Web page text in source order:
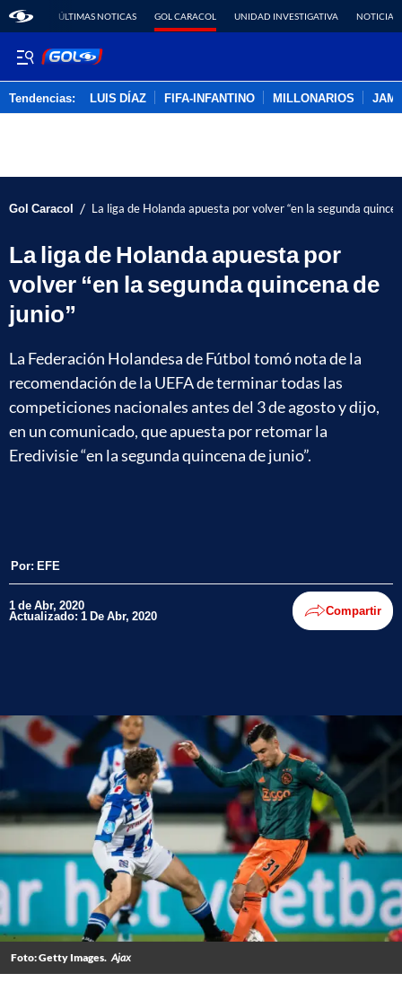
ÚLTIMAS NOTICAS GOL CARACOL UNIDAD INVESTIGATIVA NOTICIAS
Tendencias: LUIS DÍAZ FIFA-INFANTINO MILLONARIOS
Gol Caracol / La liga de Holanda apuesta por volver “en la segunda
La liga de Holanda apuesta por
volver “en la segunda quincena de
junio”
La Federación Holandesa de Fútbol tomó nota de la
recomendación de la UEFA de terminar todas las
competiciones nacionales antes del 3 de agosto y dijo,
en un comunicado, que apuesta por retomar la
Eredivisie “en la segunda quincena de junio”.
Por: EFE
1 de Abr, 2020
Actualizado: 1 De Abr, 2020 Compartir
Foto: Getty Images. Ajax